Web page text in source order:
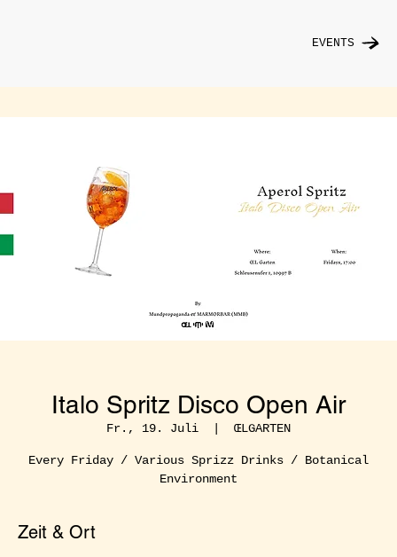
EVENTS
Italo Spritz Disco Open Air
Fr., 19. Juli
  |
ŒLGARTEN
Every Friday / Various Sprizz Drinks / Botanical
Environment
Zeit & Ort